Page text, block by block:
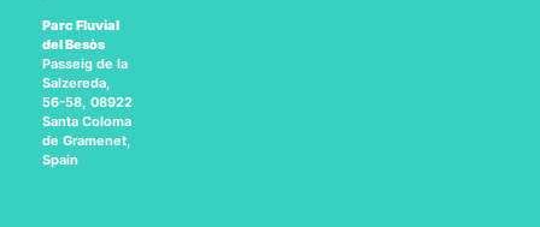
Parc Fluvial
del Besòs
Passeig de la
Salzereda,
56-58, 08922
Santa Coloma
de Gramenet,
Spain